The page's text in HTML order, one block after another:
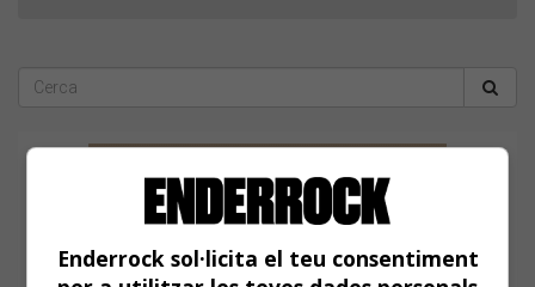
Enderrock sol·licita el teu consentiment